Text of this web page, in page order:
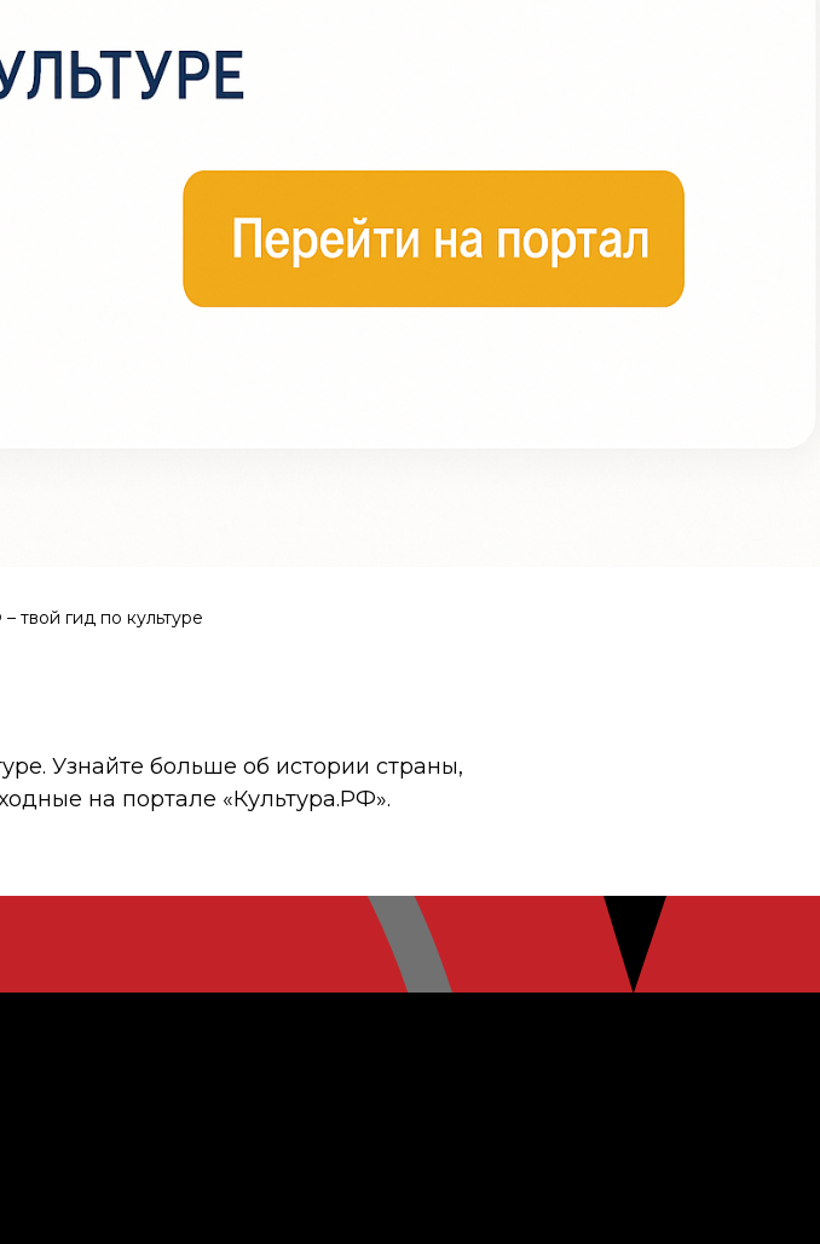
гид по культуре
Узнайте больше об истории страны,
на портале «Культура.РФ».